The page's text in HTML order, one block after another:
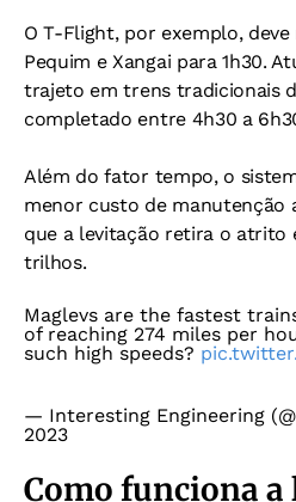
O T-Flight, por exemplo,
Pequim e Xangai para 1h30.
trajeto em trens tradicionais
completado entre 4h30 a
Além do fator tempo, o
menor custo de manutenção
que a levitação retira o atrito
trilhos.
Maglevs are the fastest
of reaching 274 miles per
such high speeds?
— Interesting Engineering
2023
Como funciona a